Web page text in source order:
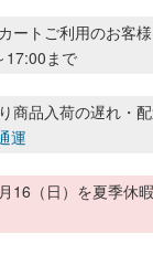
ートご利用のお客
17:00まで
商品入荷の遅れ・
運
16（日）を夏季休